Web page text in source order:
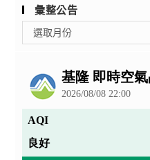
彙整公告
整
選取月份